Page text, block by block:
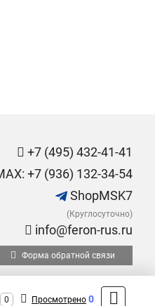
+7 (495) 432-41-41
+7 (936) 132-34-54
ShopMSK7
(Круглосуточно)
info@feron-rus.ru
Форма обратной связи
0 Просмотрено 0